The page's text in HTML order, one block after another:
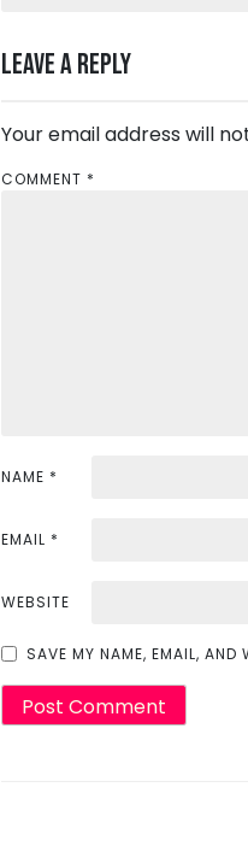
t
n
a
o
n
Leave a Reply
Your email address will
COMMENT *
NAME *
EMAIL *
WEBSITE
SAVE MY NAME, EMAIL, AND